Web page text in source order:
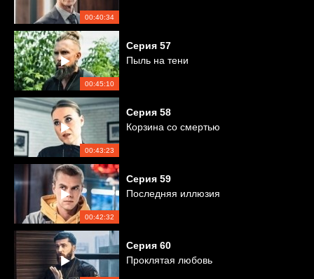
00:40:34
00:45:10
Серия 57
Пыль на тени
00:43:23
Серия 58
Корзина со смертью
00:42:32
Серия 59
Последняя иллюзия
Серия 60
Проклятая любовь